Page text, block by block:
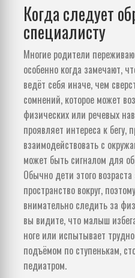
Когда следует
специалисту
Многие родители
особенно когда замечают,
ведёт себя иначе, чем
сомнений, которое может
физических или речевых
проявляет интереса к
взаимодействовать с
может быть сигналом для
Обычно дети этого
пространство вокруг,
внимательно следить за
вы видите, что малыш
ноге или испытывает
подъёмом по ступенькам,
педиатром.